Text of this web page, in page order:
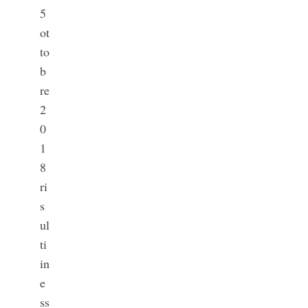
5
ot
to
b
re
2
0
1
8
ri
s
ul
ti
in
e
ss